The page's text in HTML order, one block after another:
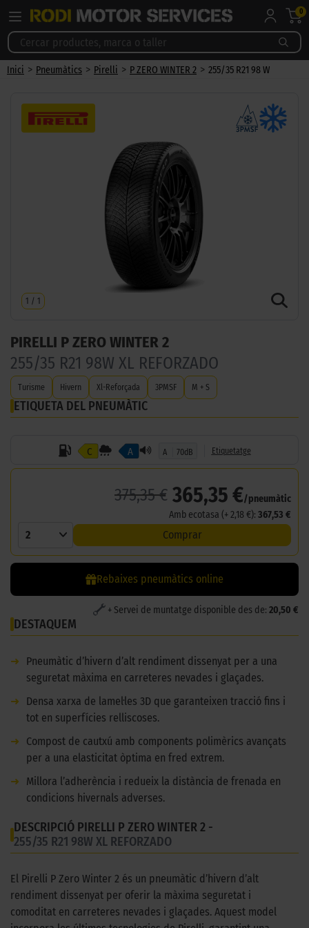
0
Inici > Pneumàtics > Pirelli > P ZERO WINTER 2 > 255/35 R21 98 W
1 / 1
PIRELLI P ZERO WINTER 2
255/35 R21 98W XL REFORZADO
Turisme Hivern Xl-Reforçada 3PMSF M + S
ETIQUETA DEL PNEUMÀTIC
C A A 70dB Etiquetatge
375,35 € 365,35 €/pneumàtic
Amb ecotasa (+ 2,18 €): 367,53 €
2 Comprar
Rebaixes pneumàtics online
+ Servei de muntatge disponible des de: 20,50 €
DESTAQUEM
➜
Pneumàtic d’hivern d’alt rendiment dissenyat per a una
seguretat màxima en carreteres nevades i glaçades.
➜
Densa xarxa de lamel·les 3D que garanteixen tracció fins i
tot en superfícies relliscoses.
➜
Compost de cautxú amb components polimèrics avançats
per a una elasticitat òptima en fred extrem.
➜
Millora l’adherència i redueix la distància de frenada en
condicions hivernals adverses.
DESCRIPCIÓ PIRELLI P ZERO WINTER 2 -
255/35 R21 98W XL REFORZADO
El Pirelli P Zero Winter 2 és un pneumàtic d’hivern d’alt
rendiment dissenyat per oferir la màxima seguretat i
comoditat en carreteres nevades i glaçades. Aquest model